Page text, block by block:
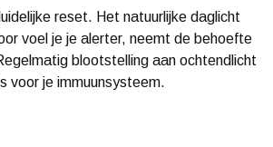
reset. Het natuurlijke daglicht
voel je je alerter, neemt de behoefte
blootstelling aan ochtendlicht
voor je immuunsysteem.